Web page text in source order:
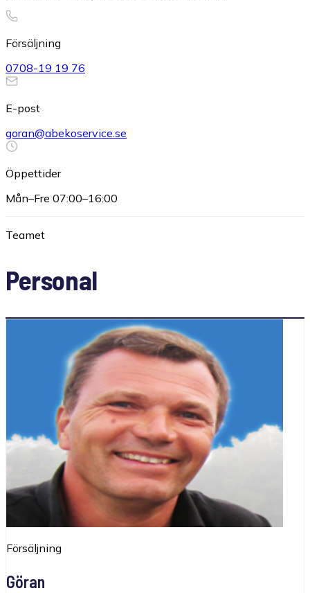
Försäljning
0708-19 19 76
E-post
goran@abekoservice.se
Öppettider
Mån–Fre 07:00–16:00
Teamet
Personal
Försäljning
Göran